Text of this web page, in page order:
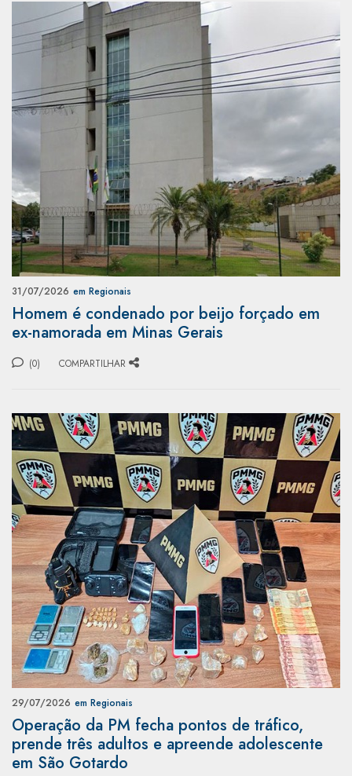
31/07/2026 em Regionais
Homem é condenado por beijo forçado em
ex-namorada em Minas Gerais
(0) COMPARTILHAR
29/07/2026 em Regionais
Operação da PM fecha pontos de tráfico,
prende três adultos e apreende adolescente
em São Gotardo